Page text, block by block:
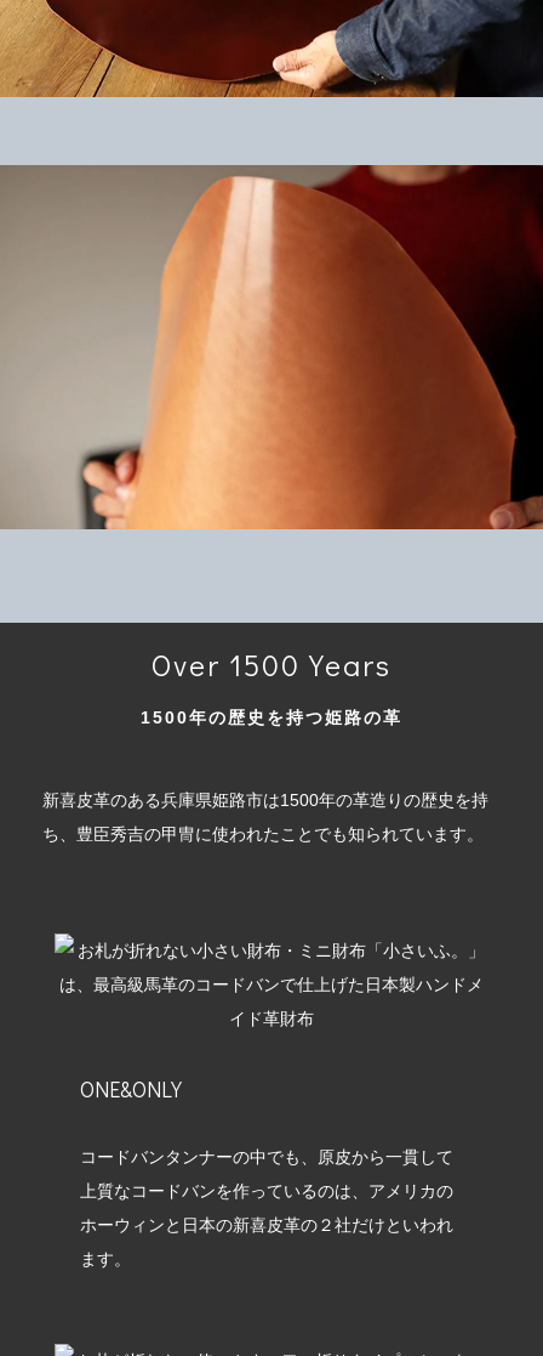
Over 1500 Years
1500年の歴史を持つ姫路の革
新喜皮革のある兵庫県姫路市は1500年の革造りの歴史を持
ち、豊臣秀吉の甲冑に使われたことでも知られています。
ONE&ONLY
コードバンタンナーの中でも、原皮から一貫して
上質なコードバンを作っているのは、アメリカの
ホーウィンと日本の新喜皮革の２社だけといわれ
ます。